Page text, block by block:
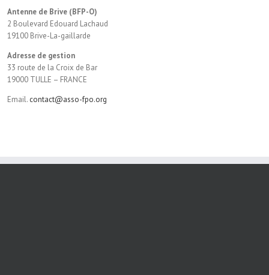
Antenne de Brive (BFP-O)
2 Boulevard Edouard Lachaud
19100 Brive-La-gaillarde
Adresse de gestion
33 route de la Croix de Bar
19000 TULLE – FRANCE
Email. contact@asso-fpo.org